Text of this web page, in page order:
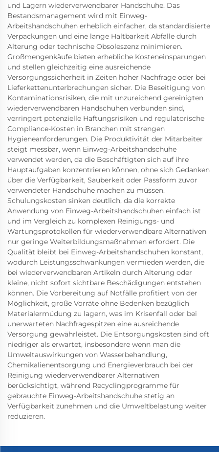
und Lagern wiederverwendbarer Handschuhe. Das
Bestandsmanagement wird mit Einweg-
Arbeitshandschuhen erheblich einfacher, da standardisierte
Verpackungen und eine lange Haltbarkeit Abfälle durch
Alterung oder technische Obsoleszenz minimieren.
Großmengenkäufe bieten erhebliche Kosteneinsparungen
und stellen gleichzeitig eine ausreichende
Versorgungssicherheit in Zeiten hoher Nachfrage oder bei
Lieferkettenunterbrechungen sicher. Die Beseitigung von
Kontaminationsrisiken, die mit unzureichend gereinigten
wiederverwendbaren Handschuhen verbunden sind,
verringert potenzielle Haftungsrisiken und regulatorische
Compliance-Kosten in Branchen mit strengen
Hygieneanforderungen. Die Produktivität der Mitarbeiter
steigt messbar, wenn Einweg-Arbeitshandschuhe
verwendet werden, da die Beschäftigten sich auf ihre
Hauptaufgaben konzentrieren können, ohne sich Gedanken
über die Verfügbarkeit, Sauberkeit oder Passform zuvor
verwendeter Handschuhe machen zu müssen.
Schulungskosten sinken deutlich, da die korrekte
Anwendung von Einweg-Arbeitshandschuhen einfach ist
und im Vergleich zu komplexen Reinigungs- und
Wartungsprotokollen für wiederverwendbare Alternativen
nur geringe Weiterbildungsmaßnahmen erfordert. Die
Qualität bleibt bei Einweg-Arbeitshandschuhen konstant,
wodurch Leistungsschwankungen vermieden werden, die
bei wiederverwendbaren Artikeln durch Alterung oder
kleine, nicht sofort sichtbare Beschädigungen entstehen
können. Die Vorbereitung auf Notfälle profitiert von der
Möglichkeit, große Vorräte ohne Bedenken bezüglich
Materialermüdung zu lagern, was im Krisenfall oder bei
unerwarteten Nachfragespitzen eine ausreichende
Versorgung gewährleistet. Die Entsorgungskosten sind oft
niedriger als erwartet, insbesondere wenn man die
Umweltauswirkungen von Wasserbehandlung,
Chemikalienentsorgung und Energieverbrauch bei der
Reinigung wiederverwendbarer Alternativen
berücksichtigt, während Recyclingprogramme für
gebrauchte Einweg-Arbeitshandschuhe stetig an
Verfügbarkeit zunehmen und die Umweltbelastung weiter
reduzieren.